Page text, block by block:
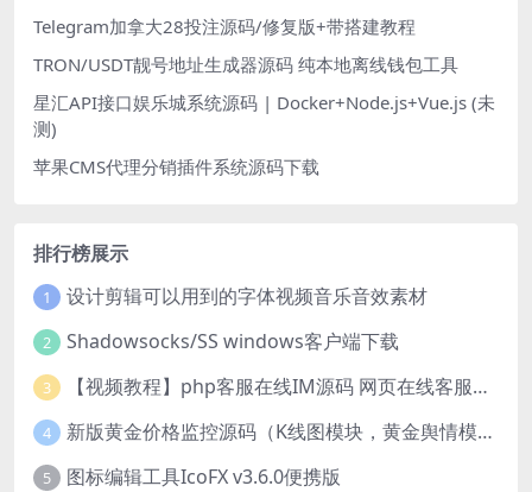
Telegram加拿大28投注源码/修复版+带搭建教程
TRON/USDT靓号地址生成器源码 纯本地离线钱包工具
星汇API接口娱乐城系统源码 | Docker+Node.js+Vue.js (未
测)
苹果CMS代理分销插件系统源码下载
排行榜展示
1 设计剪辑可以用到的字体视频音乐音效素材
2 Shadowsocks/SS windows客户端下载
3 【视频教程】php客服在线IM源码 网页在线客服软件代码
4 新版黄金价格监控源码（K线图模块，黄金舆情模块，AI智能客服源码）
5 图标编辑工具IcoFX v3.6.0便携版